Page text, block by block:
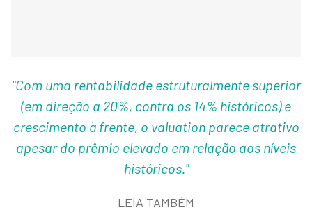
"Com uma rentabilidade estruturalmente superior
(em direção a 20%, contra os 14% históricos) e
crescimento à frente, o valuation parece atrativo
apesar do prêmio elevado em relação aos níveis
históricos."
LEIA TAMBÉM